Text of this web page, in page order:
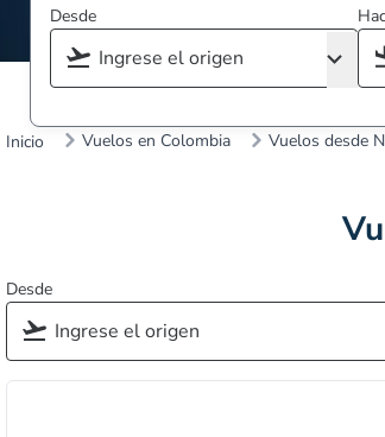
Desde
Inicio Vuelos en Colombia Vuelos desde
Desde